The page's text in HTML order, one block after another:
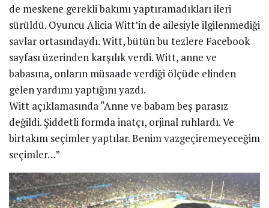
de meskene gerekli bakımı yaptıramadıkları ileri
sürüldü. Oyuncu Alicia Witt’in de ailesiyle ilgilenmediği
savlar ortasındaydı. Witt, bütün bu tezlere Facebook
sayfası üzerinden karşılık verdi. Witt, anne ve
babasına, onların müsaade verdiği ölçüde elinden
gelen yardımı yaptığını yazdı.
Witt açıklamasında “Anne ve babam beş parasız
değildi. Şiddetli formda inatçı, orjinal ruhlardı. Ve
birtakım seçimler yaptılar. Benim vazgeçiremeyeceğim
seçimler…”